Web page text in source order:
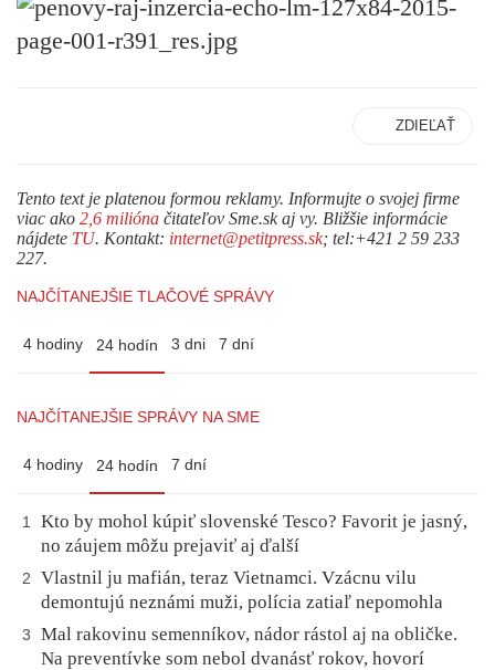
ZDIEĽAŤ
Tento text je platenou formou reklamy. Informujte o svojej firme
viac ako 2,6 milióna čitateľov Sme.sk aj vy. Bližšie informácie
nájdete TU. Kontakt: internet@petitpress.sk; tel:+421 2 59 233
227.
NAJČÍTANEJŠIE TLAČOVÉ SPRÁVY
4 hodiny 24 hodín 3 dni 7 dní
NAJČÍTANEJŠIE SPRÁVY NA SME
4 hodiny 24 hodín 7 dní
1
Kto by mohol kúpiť slovenské Tesco? Favorit je jasný,
no záujem môžu prejaviť aj ďalší
2
Vlastnil ju mafián, teraz Vietnamci. Vzácnu vilu
demontujú neznámi muži, polícia zatiaľ nepomohla
3
Mal rakovinu semenníkov, nádor rástol aj na obličke.
Na preventívke som nebol dvanásť rokov, hovorí